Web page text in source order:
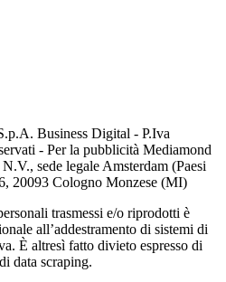
Business Digital - P.Iva
- Per la pubblicità Mediamond
sede legale Amsterdam (Paesi
20093 Cologno Monzese (MI)
trasmessi e/o riprodotti è
all’addestramento di sistemi di
È altresì fatto divieto espresso di
data scraping.